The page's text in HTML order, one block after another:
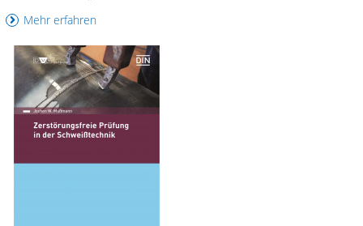
Mehr erfahren